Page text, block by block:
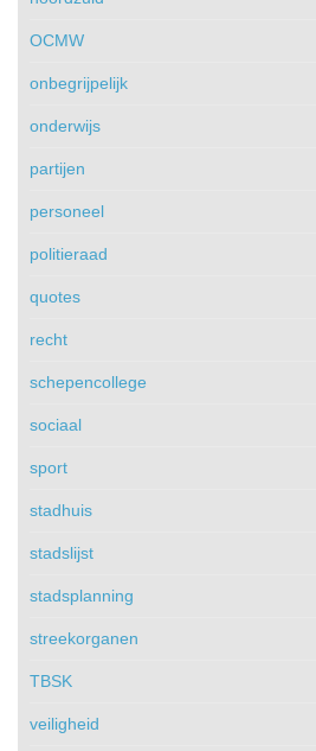
OCMW
onbegrijpelijk
onderwijs
partijen
personeel
politieraad
quotes
recht
schepencollege
sociaal
sport
stadhuis
stadslijst
stadsplanning
streekorganen
TBSK
veiligheid